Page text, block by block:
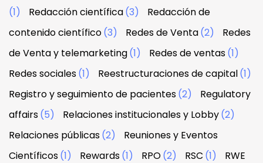
(1)
Redacción científica(3)
Redacción de
contenido científico(3) Redes de Venta(2)
Redes
de Venta y telemarketing(1) Redes de ventas(1)
Redes sociales(1) Reestructuraciones de capital(1)
Registro y seguimiento de pacientes(2)
Regulatory
affairs(5) Relaciones institucionales y Lobby(2)
Relaciones públicas(2)
Reuniones y Eventos
Científicos(1) Rewards(1) RPO(2) RSC (1)
RWE